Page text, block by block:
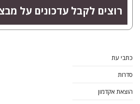
רוצים לקבל עדכונים על
כתבי עת
סדרות
הוצאת אקדמון